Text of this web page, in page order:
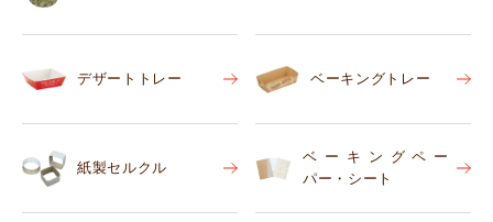
デザートトレー ベーキングトレー
紙製セルクル
ベーキングペー
パー・シート